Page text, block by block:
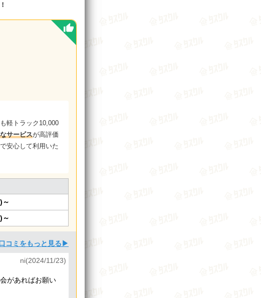
軽トラック10,000
サービスが高評価
安心して利用いた
～
～
コミをもっと見る▶
ni(2024/11/23)
があればお願い